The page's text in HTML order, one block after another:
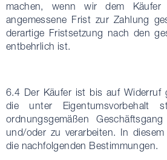
machen, wenn wir dem Käufer
angemessene Frist zur Zahlung
derartige Fristsetzung nach den
entbehrlich ist.
6.4 Der Käufer ist bis auf Widerruf
die unter Eigentumsvorbehalt
ordnungsgemäßen
und/oder zu verarbeiten. In
die nachfolgenden Bestimmungen.